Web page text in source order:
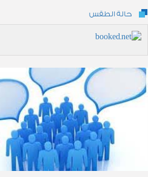
حالة الطقس